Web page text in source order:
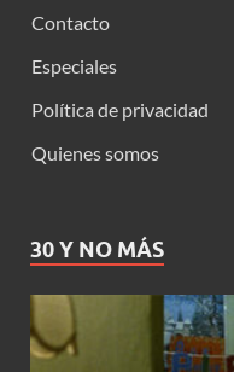
Contacto
Especiales
Política de privacidad
Quienes somos
30 Y NO MÁS